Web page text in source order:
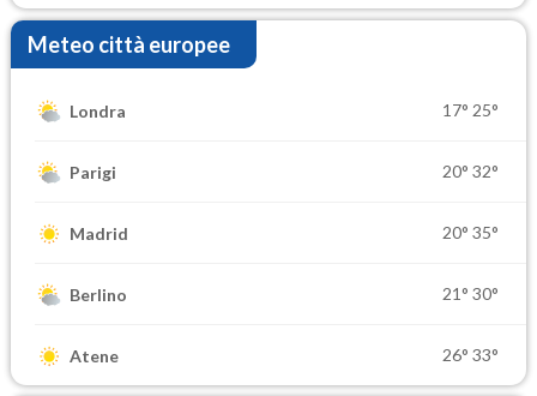
Meteo città europee
Londra 17° 25°
Parigi 20° 32°
Madrid 20° 35°
Berlino 21° 30°
Atene 26° 33°